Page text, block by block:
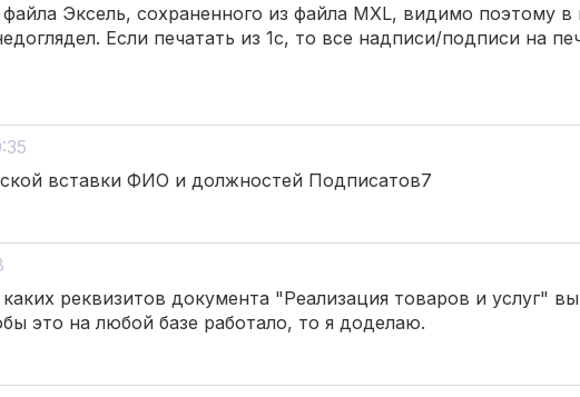
Эксель, сохраненного из файла MXL, видимо поэтому
Если печатать из 1с, то все надписи/подписи на
вставки ФИО и должностей Подписатов7
реквизитов документа "Реализация товаров и услуг"
это на любой базе работало, то я доделаю.